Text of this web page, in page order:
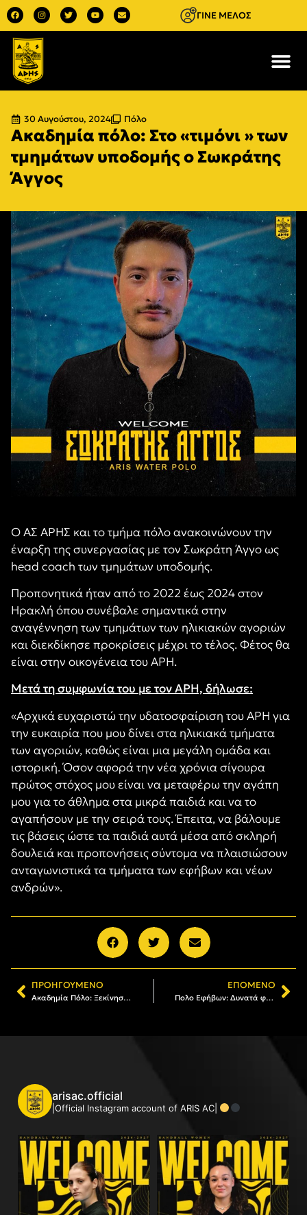
ΓΙΝΕ ΜΕΛΟΣ
30 Αυγούστου, 2024 Πόλο
Ακαδημία πόλο: Στο «τιμόνι » των
τμημάτων υποδομής ο Σωκράτης
Άγγος
Ο ΑΣ ΑΡΗΣ και το τμήμα πόλο ανακοινώνουν την
έναρξη της συνεργασίας με τον Σωκράτη Άγγο ως
head coach των τμημάτων υποδομής.
Προπονητικά ήταν από το 2022 έως 2024 στον
Ηρακλή όπου συνέβαλε σημαντικά στην
αναγέννηση των τμημάτων των ηλικιακών αγοριών
και διεκδίκησε προκρίσεις μέχρι το τέλος. Φέτος θα
είναι στην οικογένεια του ΑΡΗ.
Μετά τη συμφωνία του με τον ΑΡΗ, δήλωσε:
«Αρχικά ευχαριστώ την υδατοσφαίριση του ΑΡΗ για
την ευκαιρία που μου δίνει στα ηλικιακά τμήματα
των αγοριών, καθώς είναι μια μεγάλη ομάδα και
ιστορική. Όσον αφορά την νέα χρόνια σίγουρα
πρώτος στόχος μου είναι να μεταφέρω την αγάπη
μου για το άθλημα στα μικρά παιδιά και να το
αγαπήσουν με την σειρά τους. Έπειτα, να βάλουμε
τις βάσεις ώστε τα παιδιά αυτά μέσα από σκληρή
δουλειά και προπονήσεις σύντομα να πλαισιώσουν
ανταγωνιστικά τα τμήματα των εφήβων και νέων
ανδρών».
ΠΡΟΗΓΟΎΜΕΝΟ
Ακαδημία Πόλο: Ξεκίνησαν οι εγγραφές για τη νέα σεζόν
ΕΠΌΜΕΝΟ
Πολο Εφήβων: Δυνατά φιλικά με θετικό πρόσημο στην Αττική (pics)
arisac.official
|Official Instagram account of ARIS AC|